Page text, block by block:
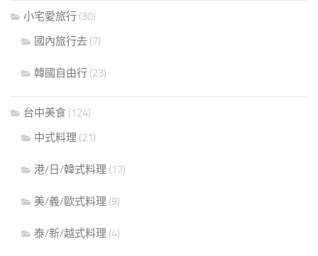
小宅愛旅行 (30)
國內旅行去 (7)
韓國自由行 (23)
台中美食 (124)
中式料理 (21)
港/日/韓式料理 (17)
美/義/歐式料理 (9)
泰/新/越式料理 (4)